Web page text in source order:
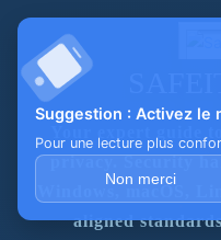
privacy. Security
Windows, macOS,
aligned
Suggestion : Activez le
Pour une lecture plus
Non merci